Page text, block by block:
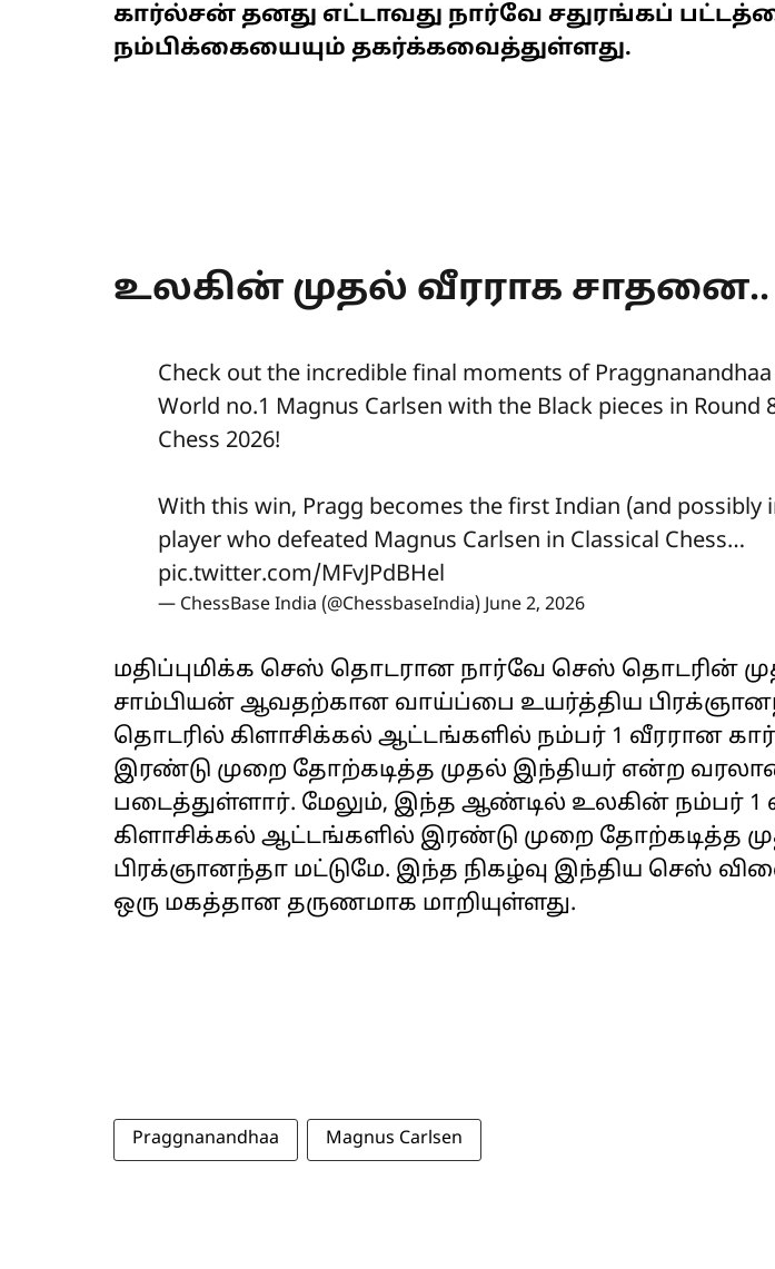
கார்ல்சன் தனது எட்டாவது நார்வே சதுரங்கப்
நம்பிக்கையையும் தகர்க்கவைத்துள்ளது.
உலகின் முதல் வீரராக சாதனை..
Check out the incredible final moments of
World no.1 Magnus Carlsen with the Black pieces in Round
Chess 2026!
With this win, Pragg becomes the first Indian (and possibly
player who defeated Magnus Carlsen in Classical Chess…
pic.twitter.com/MFvJPdBHel
— ChessBase India (@ChessbaseIndia) June 2, 2026
மதிப்புமிக்க செஸ் தொடரான நார்வே செஸ் தொடரின்
சாம்பியன் ஆவதற்கான வாய்ப்பை உயர்த்திய
தொடரில் கிளாசிக்கல் ஆட்டங்களில் நம்பர் 1 வீரரான
இரண்டு முறை தோற்கடித்த முதல் இந்தியர் என்ற
படைத்துள்ளார். மேலும், இந்த ஆண்டில் உலகின் நம்பர் 1
கிளாசிக்கல் ஆட்டங்களில் இரண்டு முறை தோற்கடித்த
பிரக்ஞானந்தா மட்டுமே. இந்த நிகழ்வு இந்திய செஸ்
ஒரு மகத்தான தருணமாக மாறியுள்ளது.
Praggnanandhaa Magnus Carlsen